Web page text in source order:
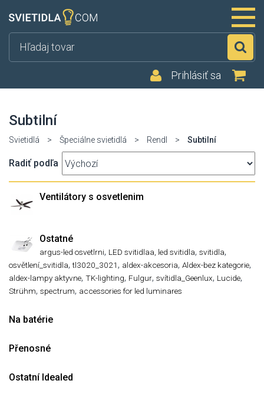
Prihlásiť sa
Subtilní
Svietidlá > Špeciálne svietidlá > Rendl > Subtilní
Radiť podľa
Ventilátory s osvetlenim
Ostatné
argus-led osvetlrni, LED svitidlaa, led svitidla, svitidla,
osvětlení_svitidla,tl3020_3021 , aldex-akcesoria, Aldex-bez kategorie,
aldex-lampy aktyvne, TK-lighting, Fulgur, svítidla_Geenlux, Lucide,
Strühm, spectrum, accessories for led luminares
Na batérie
Přenosné
Ostatní Idealed